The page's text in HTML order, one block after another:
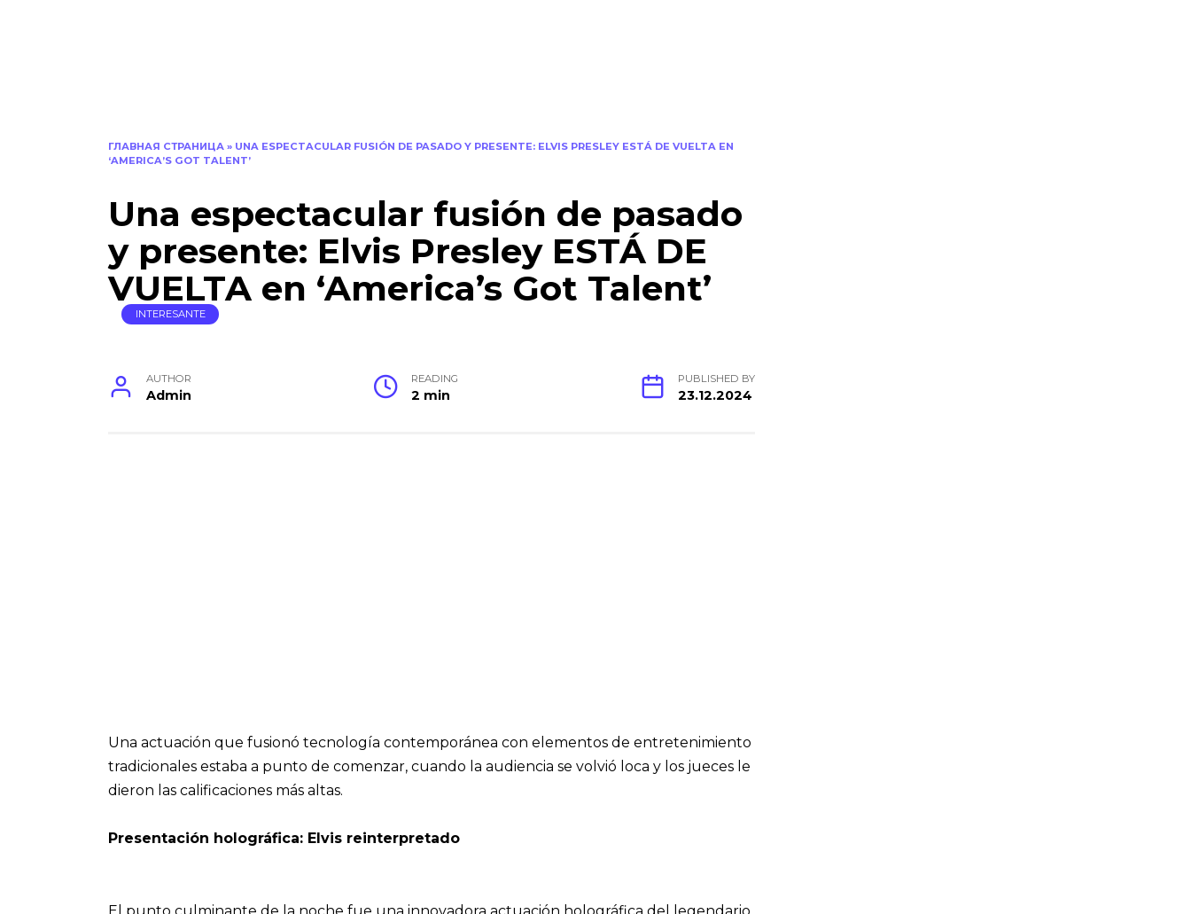
ГЛАВНАЯ СТРАНИЦА » UNA ESPECTACULAR FUSIÓN DE PASADO Y PRESENTE: ELVIS PRESLEY ESTÁ DE VUELTA EN
‘AMERICA’S GOT TALENT’
Una espectacular fusión de pasado
y presente: Elvis Presley ESTÁ DE
VUELTA en ‘America’s Got Talent’
INTERESANTE
AUTHOR
Admin
READING
2 min
PUBLISHED BY
23.12.2024
Una actuación que fusionó tecnología contemporánea con elementos de entretenimiento
tradicionales estaba a punto de comenzar, cuando la audiencia se volvió loca y los jueces le
dieron las calificaciones más altas.
Presentación holográfica: Elvis reinterpretado
El punto culminante de la noche fue una innovadora actuación holográfica del legendario